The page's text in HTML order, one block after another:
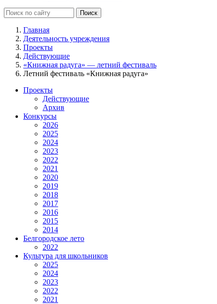
Главная
Деятельность учреждения
Проекты
Действующие
«Книжная радуга» — летний фестиваль
Летний фестиваль «Книжная радуга»
Проекты
Действующие
Архив
Конкурсы
2026
2025
2024
2023
2022
2021
2020
2019
2018
2017
2016
2015
2014
Белгородское лето
2022
Культура для школьников
2025
2024
2023
2022
2021